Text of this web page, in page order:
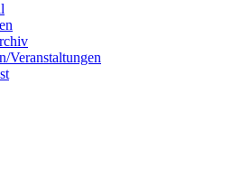
Veranstaltungen